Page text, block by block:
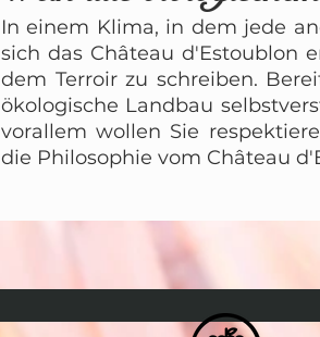
In einem Klima, in dem jede
sich das Château d'Estoublon
dem Terroir zu schreiben.
ökologische Landbau
vorallem wollen Sie
die Philosophie vom Château